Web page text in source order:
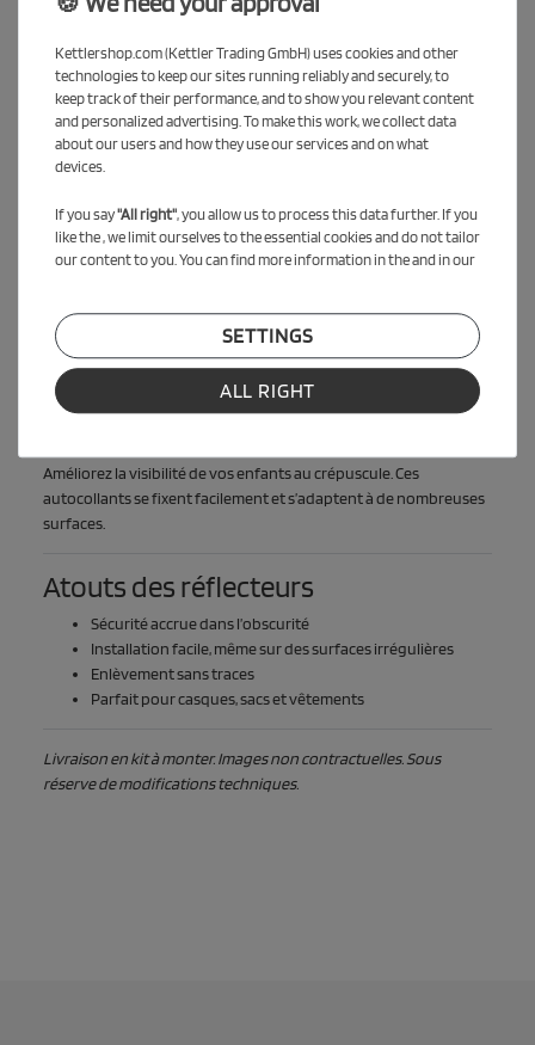
offerte.
Contenu du pack
1x KETTLER Kettcar Evolution
1x Set de réflecteurs (4 pièces, autocollants, résistants à
Kettcar Evolution – Confort, sécurité
et design
robuste, des roues Solight Ecco silencieuses et un siège réglable.
Idéal pour les enfants dynamiques à partir de 4 ans.
Inclus : Set de Réflecteurs pour plus
Améliorez la visibilité de vos enfants au crépuscule. Ces
autocollants se fixent facilement et s’adaptent à de nombreuses
surfaces.
Atouts des réflecteurs
Sécurité accrue dans l’obscurité
Installation facile, même sur des surfaces irrégulières
Enlèvement sans traces
Parfait pour casques, sacs et vêtements
Livraison en kit à monter. Images non contractuelles. Sous
réserve de modifications techniques.
Kettlershop.com (Kettler Trading GmbH) uses cookies and other
technologies to keep our sites running reliably and securely, to
keep track of their performance, and to show you relevant content
and personalized advertising. To make this work, we collect data
about our users and how they use our services and on what
devices.
If you say"All right", you allow us to process this data further. If you
like the , we limit ourselves to the essential cookies and do not tailor
our content to you. You can find more information in the and in our
SETTINGS
ALL RIGHT